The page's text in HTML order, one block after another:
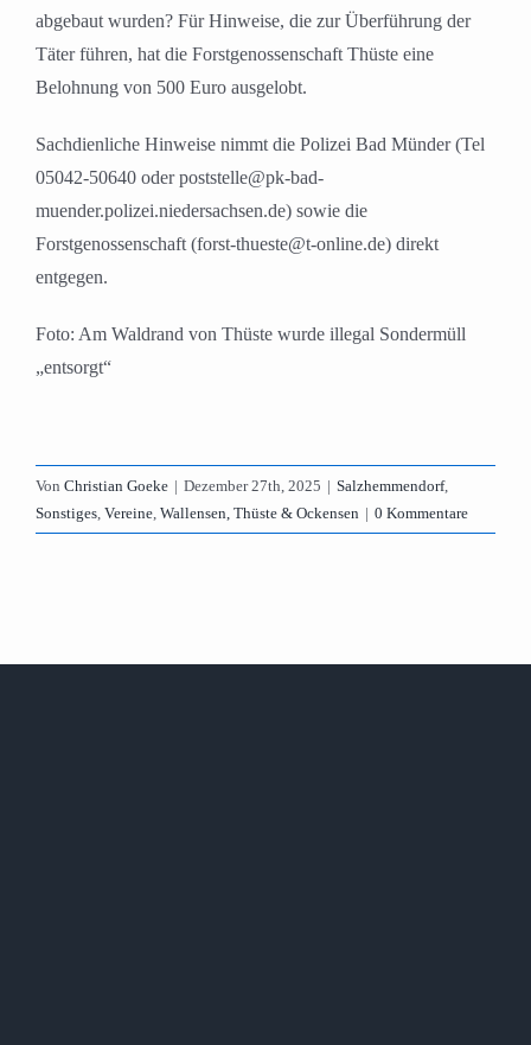
abgebaut wurden? Für Hinweise, die zur Überführung der
Täter führen, hat die Forstgenossenschaft Thüste eine
Belohnung von 500 Euro ausgelobt.
Sachdienliche Hinweise nimmt die Polizei Bad Münder (Tel
05042-50640 oder poststelle@pk-bad-
muender.polizei.niedersachsen.de) sowie die
Forstgenossenschaft (forst-thueste@t-online.de) direkt
entgegen.
Foto: Am Waldrand von Thüste wurde illegal Sondermüll
„entsorgt“
Von Christian Goeke | Dezember 27th, 2025 | Salzhemmendorf,
Sonstiges, Vereine, Wallensen, Thüste & Ockensen | 0 Kommentare